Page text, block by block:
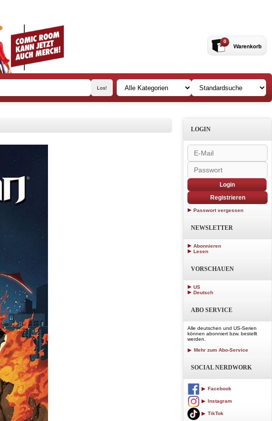
0
LOGIN
Login
Registrieren
Passwort vergessen
NEWSLETTER
Abonnieren
Lesen
VORSCHAUEN
US
Deutsch
ABO SERVICE
Alle deutschen und US-Serien
können abonniert bzw. bestellt
werden.
Mehr zum Abo-Service
SOCIAL NERDWORK
Facebook
Instagram
TikTok